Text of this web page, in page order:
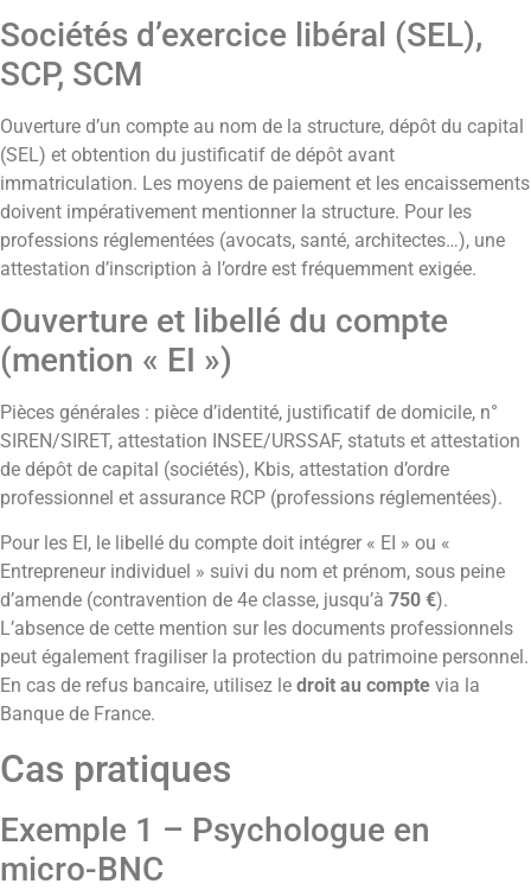
Sociétés d’exercice libéral (SEL),
SCP, SCM
Ouverture d’un compte au nom de la structure, dépôt du capital
(SEL) et obtention du justificatif de dépôt avant
immatriculation. Les moyens de paiement et les encaissements
doivent impérativement mentionner la structure. Pour les
professions réglementées (avocats, santé, architectes…), une
attestation d’inscription à l’ordre est fréquemment exigée.
Ouverture et libellé du compte
(mention « EI »)
Pièces générales : pièce d’identité, justificatif de domicile, n°
SIREN/SIRET, attestation INSEE/URSSAF, statuts et attestation
de dépôt de capital (sociétés), Kbis, attestation d’ordre
professionnel et assurance RCP (professions réglementées).
Pour les EI, le libellé du compte doit intégrer « EI » ou «
Entrepreneur individuel » suivi du nom et prénom, sous peine
d’amende (contravention de 4e classe, jusqu’à 750 €).
L’absence de cette mention sur les documents professionnels
peut également fragiliser la protection du patrimoine personnel.
En cas de refus bancaire, utilisez le droit au compte via la
Banque de France.
Cas pratiques
Exemple 1 – Psychologue en
micro-BNC